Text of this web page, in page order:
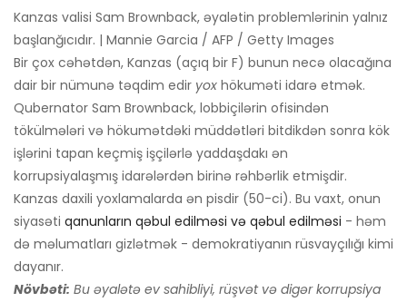
Kanzas valisi Sam Brownback, əyalətin problemlərinin yalnız
başlanğıcıdır. | Mannie Garcia / AFP / Getty Images
Bir çox cəhətdən, Kanzas (açıq bir F) bunun necə olacağına
dair bir nümunə təqdim edir yox hökuməti idarə etmək.
Qubernator Sam Brownback, lobbiçilərin ofisindən
tökülmələri və hökumətdəki müddətləri bitdikdən sonra kök
işlərini tapan keçmiş işçilərlə yaddaşdakı ən
korrupsiyalaşmış idarələrdən birinə rəhbərlik etmişdir.
Kanzas daxili yoxlamalarda ən pisdir (50-ci). Bu vaxt, onun
siyasəti qanunların qəbul edilməsi və qəbul edilməsi - həm
də məlumatları gizlətmək - demokratiyanın rüsvayçılığı kimi
dayanır.
Növbəti: Bu əyalətə ev sahibliyi, rüşvət və digər korrupsiya